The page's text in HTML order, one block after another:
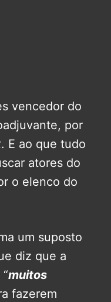
vencedor do
por
. E ao que tudo
atores do
o elenco do
um suposto
diz que a
muitos
fazerem